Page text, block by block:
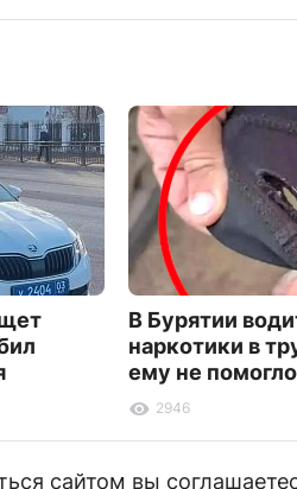
В Бурятии
наркотики в
ему не помогло
2946
сайтом вы